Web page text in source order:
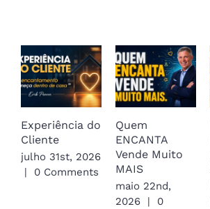
Experiência do
Cliente
julho 31st, 2026
|
0 Comments
Quem
ENCANTA
Vende Muito
MAIS
maio 22nd,
2026
|
0